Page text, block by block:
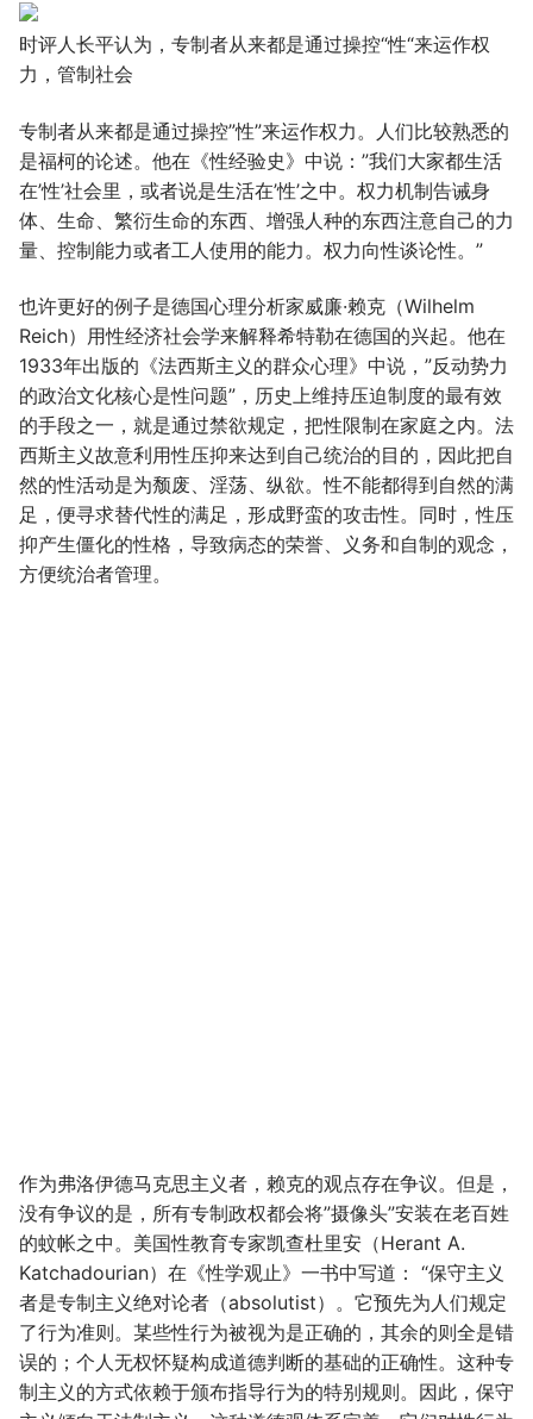
时评人长平认为，专制者从来都是通过操控“性“来运作权
力，管制社会
专制者从来都是通过操控”性”来运作权力。人们比较熟悉的
是福柯的论述。他在《性经验史》中说：”我们大家都生活
在’性’社会里，或者说是生活在’性’之中。权力机制告诫身
体、生命、繁衍生命的东西、增强人种的东西注意自己的力
量、控制能力或者工人使用的能力。权力向性谈论性。”
也许更好的例子是德国心理分析家威廉·赖克（Wilhelm
Reich）用性经济社会学来解释希特勒在德国的兴起。他在
1933年出版的《法西斯主义的群众心理》中说，”反动势力
的政治文化核心是性问题”，历史上维持压迫制度的最有效
的手段之一，就是通过禁欲规定，把性限制在家庭之内。法
西斯主义故意利用性压抑来达到自己统治的目的，因此把自
然的性活动是为颓废、淫荡、纵欲。性不能都得到自然的满
足，便寻求替代性的满足，形成野蛮的攻击性。同时，性压
抑产生僵化的性格，导致病态的荣誉、义务和自制的观念，
方便统治者管理。
作为弗洛伊德马克思主义者，赖克的观点存在争议。但是，
没有争议的是，所有专制政权都会将”摄像头”安装在老百姓
的蚊帐之中。美国性教育专家凯查杜里安（Herant A.
Katchadourian）在《性学观止》一书中写道： “保守主义
者是专制主义绝对论者（absolutist）。它预先为人们规定
了行为准则。某些性行为被视为是正确的，其余的则全是错
误的；个人无权怀疑构成道德判断的基础的正确性。这种专
制主义的方式依赖于颁布指导行为的特别规则。因此，保守